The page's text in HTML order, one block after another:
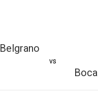
Belgrano
vs
Boca